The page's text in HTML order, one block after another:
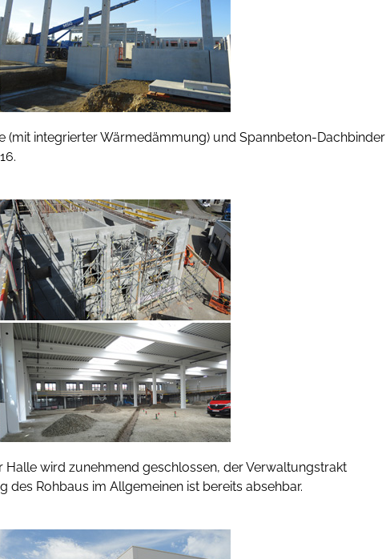
(mit integrierter Wärmedämmung) und Spannbeton-Dachbinder
Halle wird zunehmend geschlossen, der Verwaltungstrakt
des Rohbaus im Allgemeinen ist bereits absehbar.